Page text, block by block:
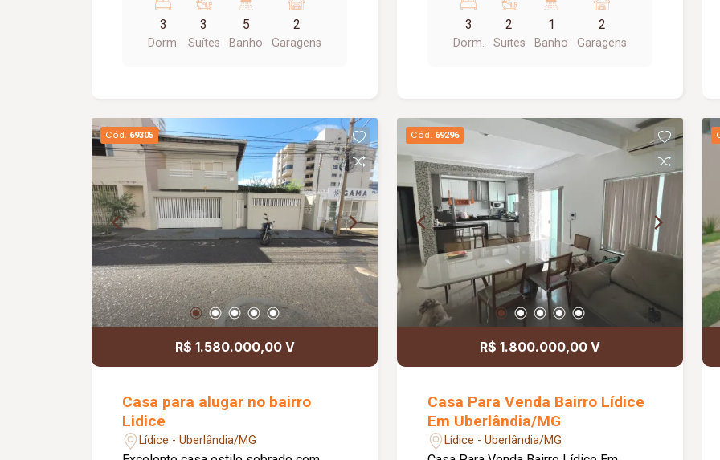
Armários; Lavabo; sala Ampla; Cozinha
Em Ilha; Fotovoltaica; Concertina;
Alarme; Localizada no bairro Lídice, a
privilegiada. Ideal para morar e
trabalhar.
3
Dorm.
3
Suítes
5
Banho
2
Garagens
próxima à escola Honório Guimarães.
Conta com garagem para 02 carros e
depósito, 02 salas amplas, 03 quartos,
3
Dorm.
2
Suítes
1
Banho
2
Garagens
Cód. 69305
R$ 1.580.000,00 V
Casa para alugar no bairro
Lidice
Lídice - Uberlândia/MG
Cód. 69296
R$ 1.800.000,00 V
Casa Para Venda Bairro Lídice
Em Uberlândia/MG
Lídice - Uberlândia/MG